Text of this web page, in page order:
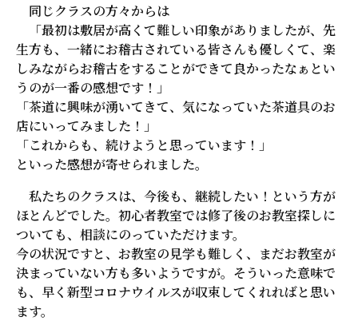
同じクラスの方々からは
「最初は敷居が高くて難しい印象がありましたが、先
生方も、一緒にお稽古されている皆さんも優しくて、楽
しみながらお稽古をすることができて良かったなぁとい
うのが一番の感想です！」
「茶道に興味が湧いてきて、気になっていた茶道具のお
店にいってみました！」
「これからも、続けようと思っています！」
といった感想が寄せられました。
私たちのクラスは、今後も、継続したい！という方が
ほとんどでした。初心者教室では修了後のお教室探しに
ついても、相談にのっていただけます。
今の状況ですと、お教室の見学も難しく、まだお教室が
決まっていない方も多いようですが。そういった意味で
も、早く新型コロナウイルスが収束してくれればと思い
ます。